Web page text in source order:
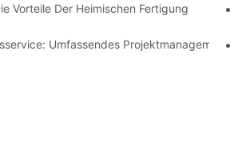
Vorteile Der Heimischen Fertigung
Umfassendes Projektmanagement